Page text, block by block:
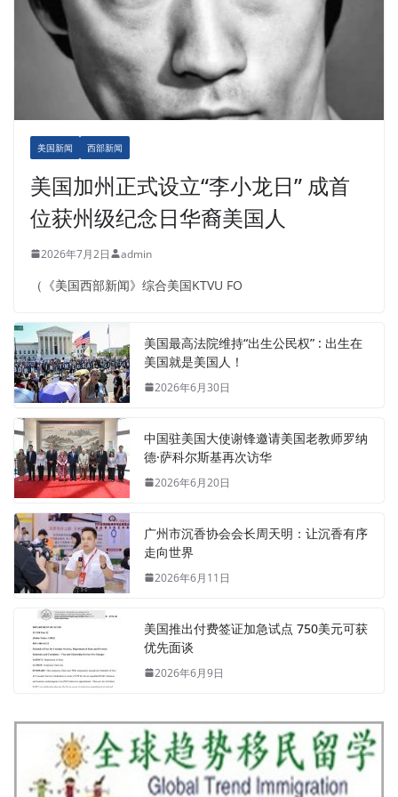
美国新闻 西部新闻
美国加州正式设立“李小龙日” 成首
位获州级纪念日华裔美国人
2026年7月2日 admin
（《美国西部新闻》综合美国KTVU FO
美国最高法院维持“出生公民权” : 出生在
美国就是美国人！
2026年6月30日
中国驻美国大使谢锋邀请美国老教师罗纳
德·萨科尔斯基再次访华
2026年6月20日
广州市沉香协会会长周天明：让沉香有序
走向世界
2026年6月11日
美国推出付费签证加急试点 750美元可获
优先面谈
2026年6月9日